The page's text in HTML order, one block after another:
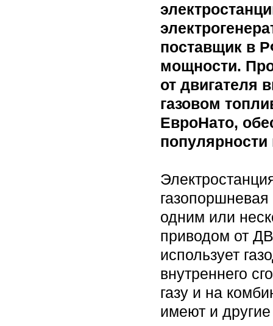
поставщик в
мощности.
от двигателя
газовом
ЕвроНато,
популярности
газопоршневая
одним или
приводом от
использует
внутреннего
газу и на
имеют и другие